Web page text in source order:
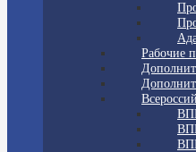
Рабочие